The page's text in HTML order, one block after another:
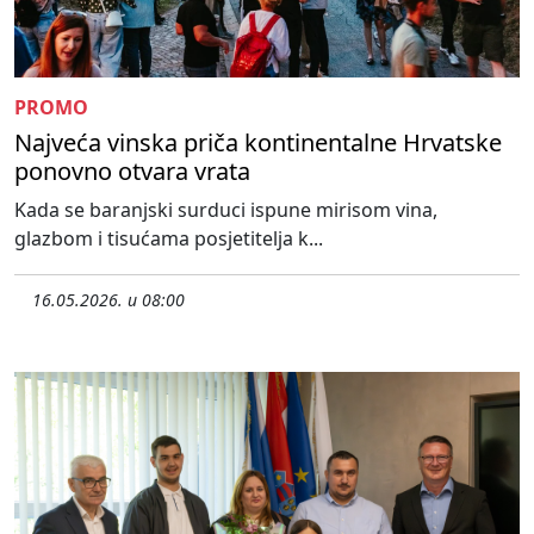
PROMO
Najveća vinska priča kontinentalne Hrvatske
ponovno otvara vrata
Kada se baranjski surduci ispune mirisom vina,
glazbom i tisućama posjetitelja k...
16.05.2026. u 08:00